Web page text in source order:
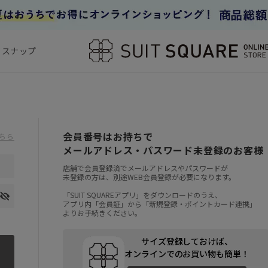
ナップ
ら
会員番号はお持ちで
メールアドレス・パスワード未登録のお客様
店舗で会員登録済でメールアドレスやパスワードが
未登録の方は、別途WEB会員登録が必要になります。
「SUIT SQUAREアプリ」をダウンロードのうえ、
アプリ内「会員証」から「新規登録・ポイントカード連携」
よりお手続きください。
サイズ登録しておけば、
オンラインでのお買い物も簡単！